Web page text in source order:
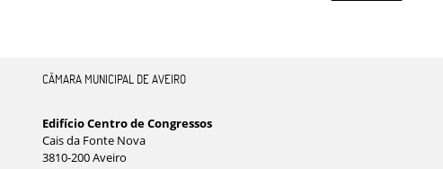
CÂMARA MUNICIPAL DE AVEIRO
Edifício Centro de Congressos
Cais da Fonte Nova
3810-200 Aveiro